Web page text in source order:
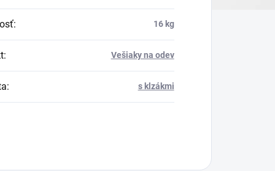
: 16 kg
: Vešiaky na odev
: s klzákmi